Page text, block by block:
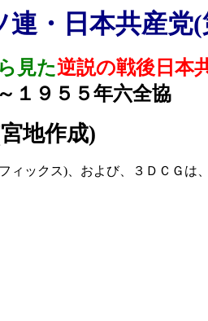
連・日本共産党(
見た逆説の戦後日本
１９５５年六全協
宮地作成)
ィックス) 、および、３ＤＣＧは